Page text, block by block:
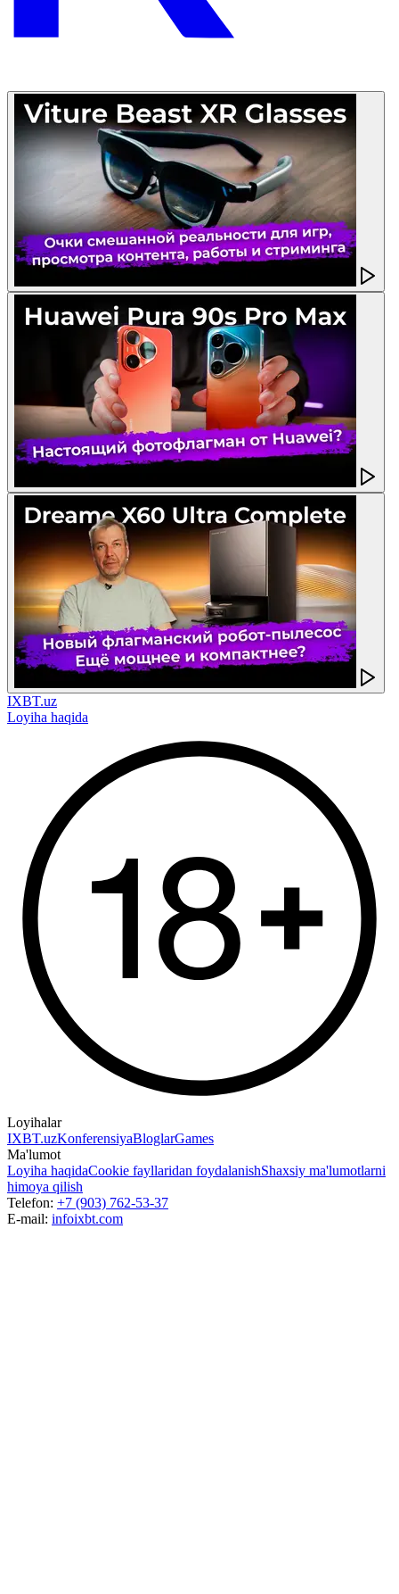
IXBT.uz
Loyiha haqida
Loyihalar
IXBT.uzKonferensiyaBloglarGames
Ma'lumot
Loyiha haqidaCookie fayllaridan foydalanishShaxsiy ma'lumotlarni
himoya qilish
Telefon: +7 (903) 762-53-37
E-mail: infoixbt.com